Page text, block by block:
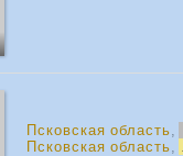
Псковская область,
Псковская область,